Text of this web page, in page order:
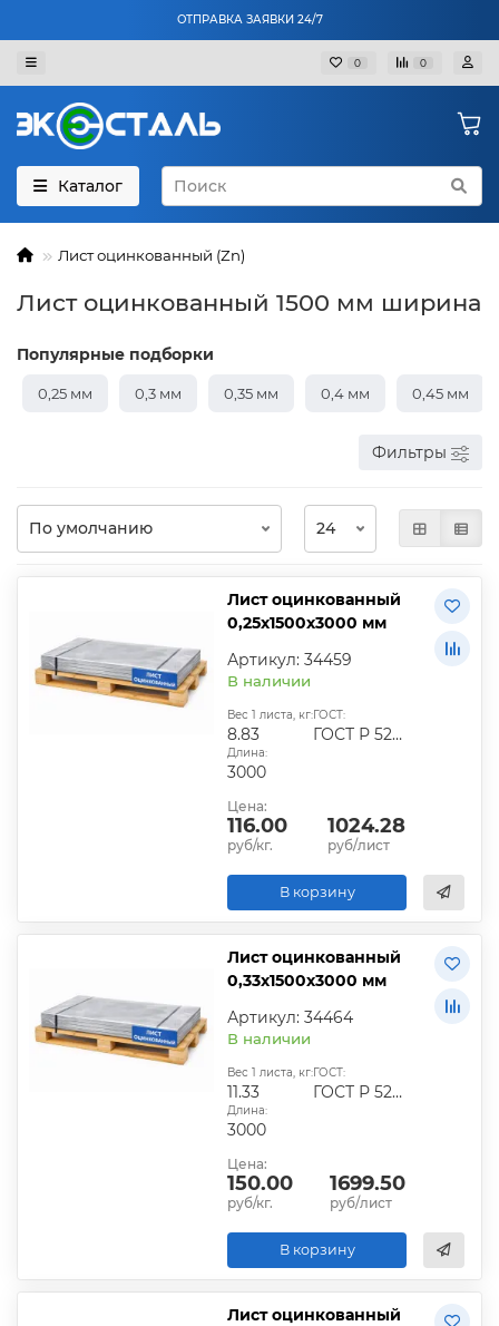
ОТПРАВКА ЗАЯВКИ 24/7
0 0
Каталог
Лист оцинкованный (Zn)
Лист оцинкованный 1500 мм ширина
Популярные подборки
0,25 мм 0,3 мм 0,35 мм 0,4 мм 0,45 мм
Фильтры
Лист оцинкованный
0,25х1500х3000 мм
Артикул: 34459
В наличии
Вес 1 листа, кг:
8.83
ГОСТ:
ГОСТ Р 52246-2016
Длина:
3000
Цена:
116.00
руб/кг.
1024.28
руб/лист
В корзину
Лист оцинкованный
0,33х1500х3000 мм
Артикул: 34464
В наличии
Вес 1 листа, кг:
11.33
ГОСТ:
ГОСТ Р 52246-2016
Длина:
3000
Цена:
150.00
руб/кг.
1699.50
руб/лист
В корзину
Лист оцинкованный